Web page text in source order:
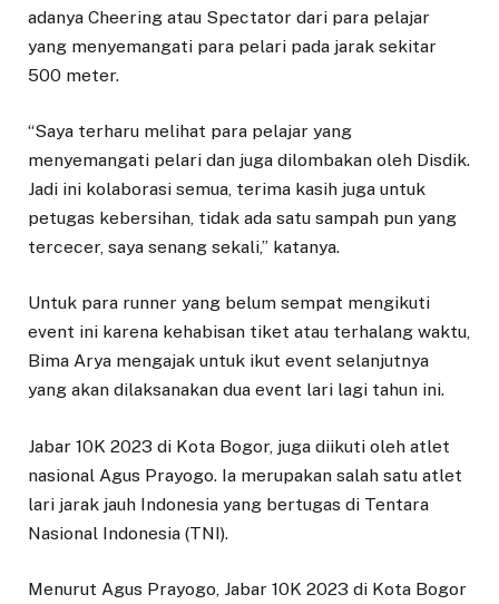
adanya Cheering atau Spectator dari para pelajar
yang menyemangati para pelari pada jarak sekitar
500 meter.
“Saya terharu melihat para pelajar yang
menyemangati pelari dan juga dilombakan oleh Disdik.
Jadi ini kolaborasi semua, terima kasih juga untuk
petugas kebersihan, tidak ada satu sampah pun yang
tercecer, saya senang sekali,” katanya.
Untuk para runner yang belum sempat mengikuti
event ini karena kehabisan tiket atau terhalang waktu,
Bima Arya mengajak untuk ikut event selanjutnya
yang akan dilaksanakan dua event lari lagi tahun ini.
Jabar 10K 2023 di Kota Bogor, juga diikuti oleh atlet
nasional Agus Prayogo. Ia merupakan salah satu atlet
lari jarak jauh Indonesia yang bertugas di Tentara
Nasional Indonesia (TNI).
Menurut Agus Prayogo, Jabar 10K 2023 di Kota Bogor